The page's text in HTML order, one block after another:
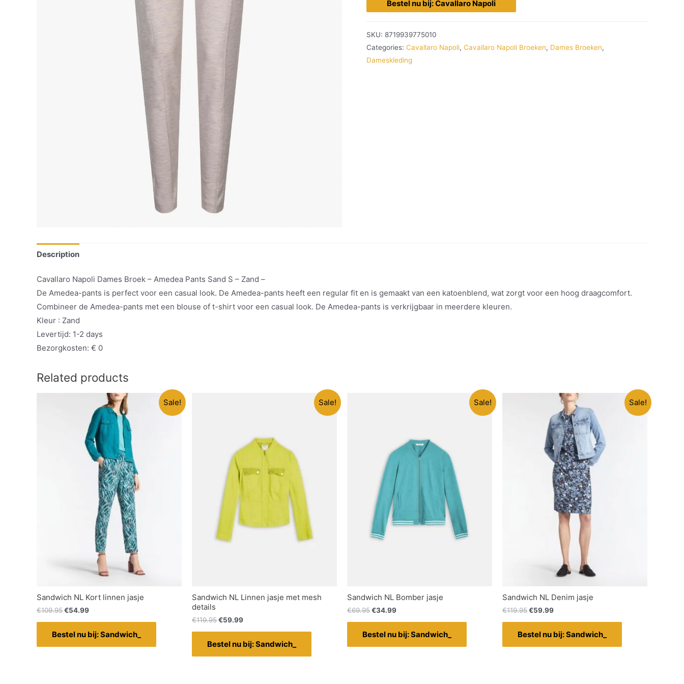
Bestel nu bij: Cavallaro Napoli
SKU: 8719939775010
Categories: Cavallaro Napoli, Cavallaro Napoli Broeken, Dames Broeken,
Dameskleding
Description
Cavallaro Napoli Dames Broek – Amedea Pants Sand S – Zand –
De Amedea-pants is perfect voor een casual look. De Amedea-pants heeft een regular fit en is gemaakt van een katoenblend, wat zorgt voor een hoog draagcomfort.
Combineer de Amedea-pants met een blouse of t-shirt voor een casual look. De Amedea-pants is verkrijgbaar in meerdere kleuren.
Kleur : Zand
Levertijd: 1-2 days
Bezorgkosten: € 0
Related products
Sale!
Sandwich NL Kort linnen jasje
€109.95€54.99
Bestel nu bij: Sandwich_
Sale!
Sandwich NL Linnen jasje met mesh
details
€119.95€59.99
Bestel nu bij: Sandwich_
Sale!
Sandwich NL Bomber jasje
€69.95€34.99
Bestel nu bij: Sandwich_
Sale!
Sandwich NL Denim jasje
€119.95€59.99
Bestel nu bij: Sandwich_